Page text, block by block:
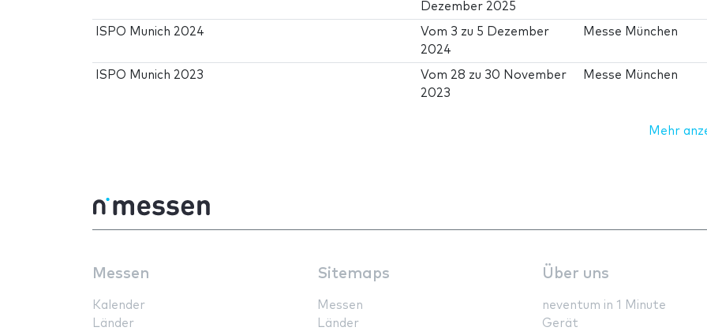
Dezember 2025
ISPO Munich 2024 Vom 3 zu 5 Dezember
2024
Messe München
ISPO Munich 2023 Vom 28 zu 30 November
2023
Messe München
Mehr
Messen
Kalender
Länder
Sitemaps
Messen
Länder
Über uns
neventum in 1 Minute
Gerät